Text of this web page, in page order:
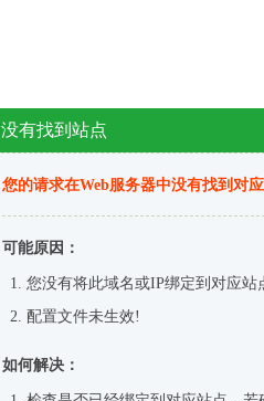
没有找到站点
您的请求在Web服务器中没有找到对
可能原因：
您没有将此域名或IP绑定到对应站
配置文件未生效!
如何解决：